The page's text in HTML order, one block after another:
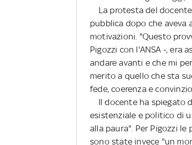
La protesta del
pubblica dopo che
motivazioni. "Questo
Pigozzi con l'ANSA -, era
andare avanti e che mi
merito a quello che sta
fede, coerenza e
Il docente ha spiegato
esistenziale e politico di
alla paura". Per Pigozzi
sono state invece "un